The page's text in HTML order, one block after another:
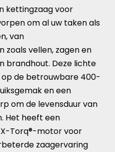
kettingzaag voor
om al uw taken als
van
zoals vellen, zagen en
brandhout. Deze lichte
de betrouwbare 400-
en een
om de levensduur van
Het heeft een
Torq®-motor voor
zaagervaring